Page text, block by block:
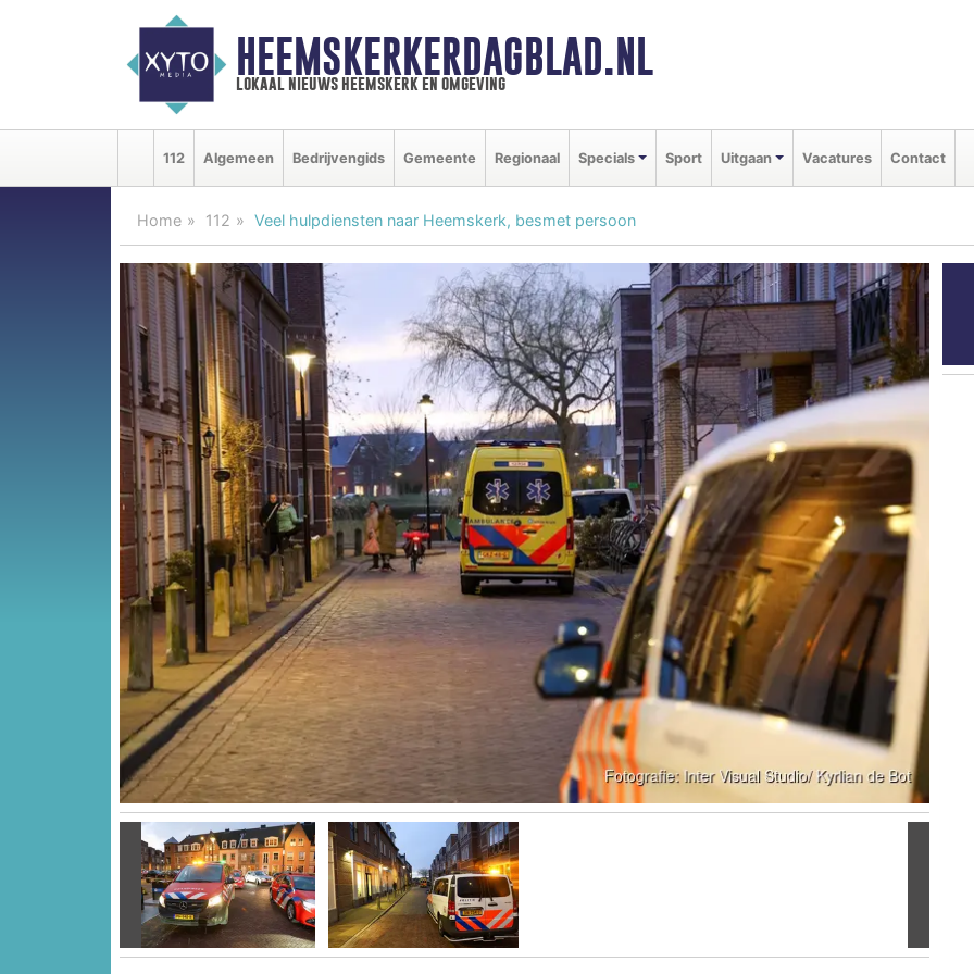
HEEMSKERKERDAGBLAD.NL
lokaal nieuws heemskerk en omgeving
112 Algemeen Bedrijvengids Gemeente Regionaal Specials Sport Uitgaan Vacatures Contact
Home 112 Veel hulpdiensten naar Heemskerk, besmet persoon
Vorige